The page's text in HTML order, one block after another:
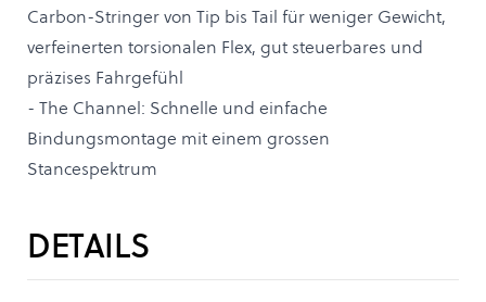
Carbon-Stringer von Tip bis Tail für weniger Gewicht,
verfeinerten torsionalen Flex, gut steuerbares und
präzises Fahrgefühl
- The Channel: Schnelle und einfache
Bindungsmontage mit einem grossen
Stancespektrum
DETAILS